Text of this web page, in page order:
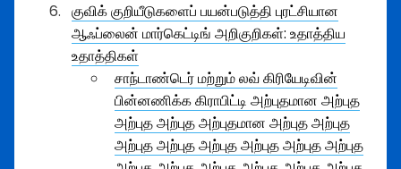
குவிக் குறியீடுகளைப் பயன்படுத்தி புரட்சியான
ஆஃப்லைன் மார்கெட்டிங் அறிகுறிகள்: உதாத்திய
உதாத்திகள்
சாந்டாண்டெர் மற்றும் லவ் கிரியேடிவின்
பின்னணிக்க கிராபிட்டி அற்புதமான அற்புத
அற்புத அற்புத அற்புதமான அற்புத அற்புத
அற்புத அற்புத அற்புத அற்புத அற்புத அற்புத